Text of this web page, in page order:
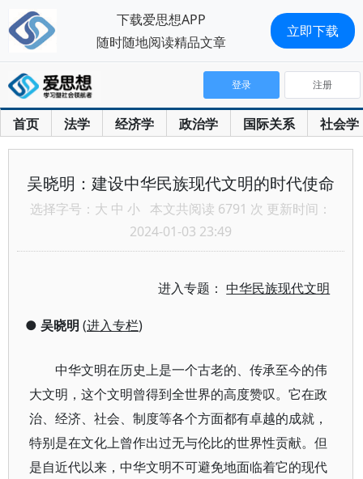
首页 法学 经济学 政治学 国际关系 社会学
登录 注册
吴晓明：建设中华民族现代文明的时代使命
选择字号： 大 中 小 本文共阅读 6791 次 更新时间：
2024-01-03 23:49
进入专题：中华民族现代文明
● 吴晓明 (进入专栏)
中华文明在历史上是一个古老的、传承至今的伟
大文明，这个文明曾得到全世界的高度赞叹。它在政
治、经济、社会、制度等各个方面都有卓越的成就，
特别是在文化上曾作出过无与伦比的世界性贡献。但
是自近代以来，中华文明不可避免地面临着它的现代
下载爱思想APP
随时随地阅读精品文章
立即下载